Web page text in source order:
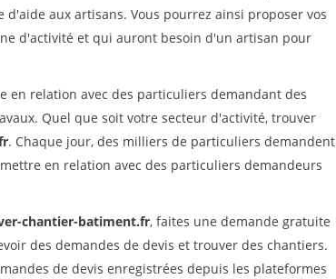
aux artisans. Vous pourrez ainsi proposer vos
d'activité et qui auront besoin d'un artisan pour
en relation avec des particuliers demandant des
Quel que soit votre secteur d'activité, trouver
. Chaque jour, des milliers de particuliers demandent
en relation avec des particuliers demandeurs
chantier-batiment.fr, faites une demande gratuite
des demandes de devis et trouver des chantiers.
de devis enregistrées depuis les plateformes